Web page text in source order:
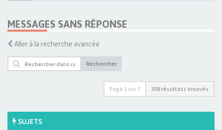
MESSAGES SANS RÉPONSE
Aller à la recherche avancée
Rechercher
Page 1 sur 7 308 résultats trouvés
SUJETS